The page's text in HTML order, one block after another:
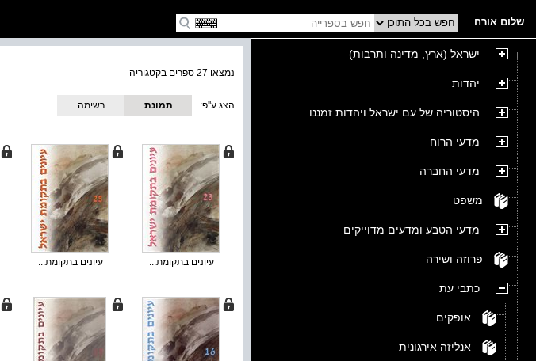
שלום אורח
ישראל (ארץ, מדינה ותרבות)
יהדות
היסטוריה של עם ישראל ויהדות זמננו
מדעי הרוח
מדעי החברה
משפט
מדעי הטבע ומדעים מדוייקים
פרוזה ושירה
כתבי עת
אופקים
אנליזה אירגונית
נמצאו 27 ספרים בקטגוריה
הצג ע''פ:
תמונת
רשימה
עיונים בתקומת... עיונים בתקומת...